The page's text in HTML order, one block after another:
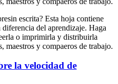
escrita? Esta hoja contiene
del aprendizaje. Haga
o imprimirla y distribuirla
maestros y compaeros de trabajo.
la velocidad de